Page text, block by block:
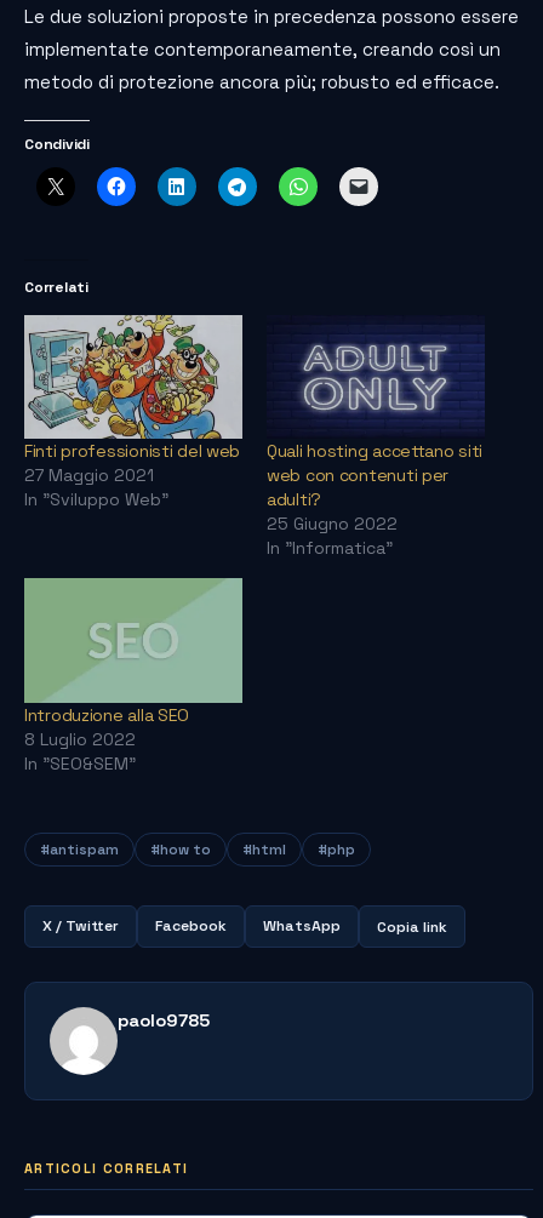
Le due soluzioni proposte in precedenza possono essere
implementate contemporaneamente, creando così un
metodo di protezione ancora più; robusto ed efficace.
Condividi
Correlati
Finti professionisti del web
27 Maggio 2021
In "Sviluppo Web"
Quali hosting accettano siti
web con contenuti per
adulti?
25 Giugno 2022
In "Informatica"
Introduzione alla SEO
8 Luglio 2022
In "SEO&SEM"
#antispam #how to #html #php
X / Twitter Facebook WhatsApp Copia link
paolo9785
ARTICOLI CORRELATI